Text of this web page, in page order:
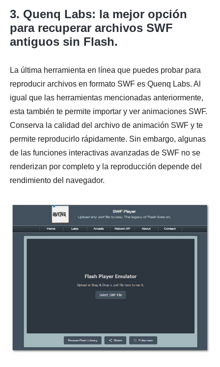
3. Quenq Labs: la mejor opción
para recuperar archivos SWF
antiguos sin Flash.
La última herramienta en línea que puedes probar para
reproducir archivos en formato SWF es Quenq Labs. Al
igual que las herramientas mencionadas anteriormente,
esta también te permite importar y ver animaciones SWF.
Conserva la calidad del archivo de animación SWF y te
permite reproducirlo rápidamente. Sin embargo, algunas
de las funciones interactivas avanzadas de SWF no se
renderizan por completo y la reproducción depende del
rendimiento del navegador.